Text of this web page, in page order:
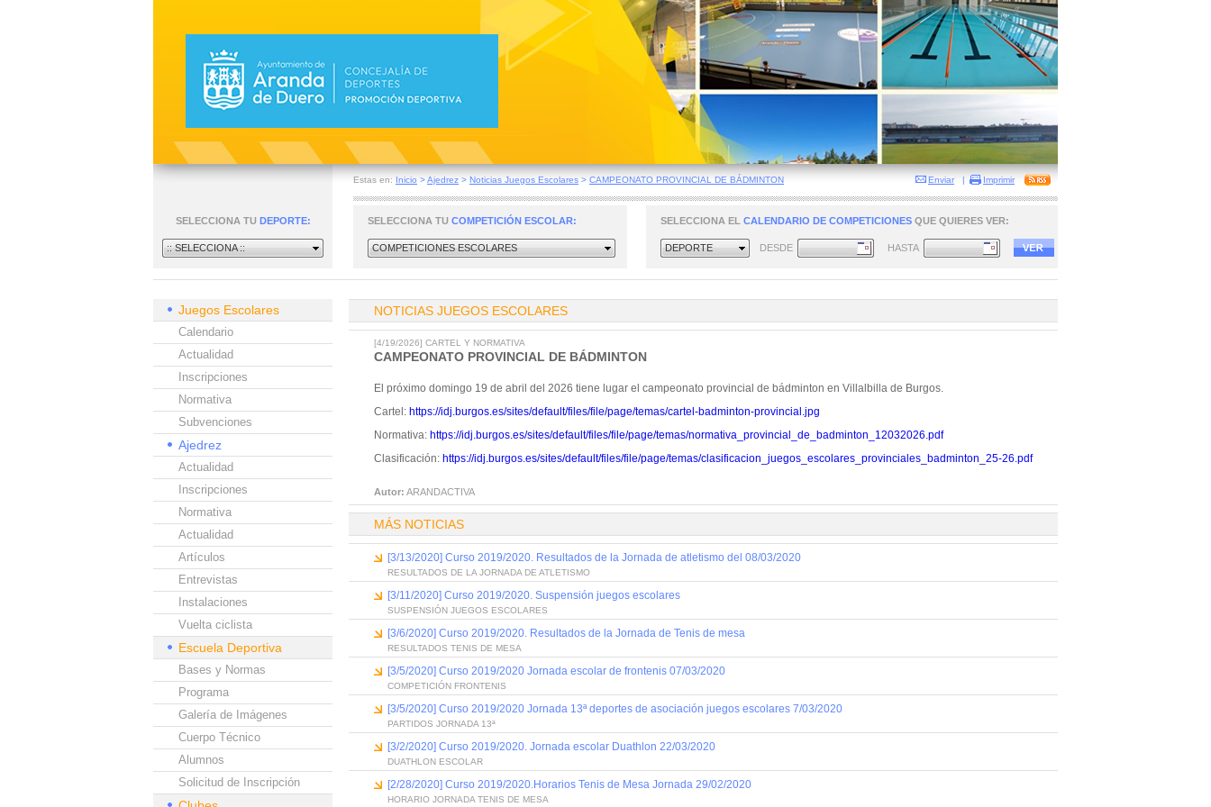
Estas en: Inicio >Ajedrez > Noticias Juegos Escolares > CAMPEONATO PROVINCIAL DE BÁDMINTON Enviar | Imprimir
SELECCIONA TU DEPORTE:
:: SELECCIONA ::
SELECCIONA TU COMPETICIÓN ESCOLAR:
COMPETICIONES ESCOLARES
SELECCIONA EL CALENDARIO DE COMPETICIONES QUE QUIERES VER:
DEPORTE DESDE HASTA
Juegos Escolares
Calendario
Actualidad
Inscripciones
Normativa
Subvenciones
Ajedrez
Actualidad
Inscripciones
Normativa
Actualidad
Artículos
Entrevistas
Instalaciones
Vuelta ciclista
Escuela Deportiva
Bases y Normas
Programa
Galería de Imágenes
Cuerpo Técnico
Alumnos
Solicitud de Inscripción
NOTICIAS JUEGOS ESCOLARES
[4/19/2026] CARTEL Y NORMATIVA
CAMPEONATO PROVINCIAL DE BÁDMINTON
El próximo domingo 19 de abril del 2026 tiene lugar el campeonato provincial de bádminton en Villalbilla de Burgos.
Cartel: https://idj.burgos.es/sites/default/files/file/page/temas/cartel-badminton-provincial.jpg
Normativa: https://idj.burgos.es/sites/default/files/file/page/temas/normativa_provincial_de_badminton_12032026.pdf
Clasificación: https://idj.burgos.es/sites/default/files/file/page/temas/clasificacion_juegos_escolares_provinciales_badminton_25-26.pdf
Autor: ARANDACTIVA
MÁS NOTICIAS
[3/13/2020] Curso 2019/2020. Resultados de la Jornada de atletismo del 08/03/2020
RESULTADOS DE LA JORNADA DE ATLETISMO
[3/11/2020] Curso 2019/2020. Suspensión juegos escolares
SUSPENSIÓN JUEGOS ESCOLARES
[3/6/2020] Curso 2019/2020. Resultados de la Jornada de Tenis de mesa
RESULTADOS TENIS DE MESA
[3/5/2020] Curso 2019/2020 Jornada escolar de frontenis 07/03/2020
COMPETICIÓN FRONTENIS
[3/5/2020] Curso 2019/2020 Jornada 13ª deportes de asociación juegos escolares 7/03/2020
PARTIDOS JORNADA 13ª
[3/2/2020] Curso 2019/2020. Jornada escolar Duathlon 22/03/2020
DUATHLON ESCOLAR
[2/28/2020] Curso 2019/2020.Horarios Tenis de Mesa Jornada 29/02/2020
HORARIO JORNADA TENIS DE MESA